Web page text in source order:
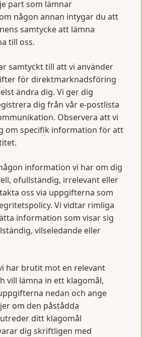
part som lämnar
någon annan intygar du att
samtycke att lämna
till oss.
samtyckt till att vi använder
för direktmarknadsföring
ändra dig. Vi ger dig
dig från vår e-postlista
Observera att vi
om specifik information för att
information vi har om dig
ofullständig, irrelevant eller
oss via uppgifterna som
Vi vidtar rimliga
information som visar sig
vilseledande eller
har brutit mot en relevant
vill lämna in ett klagomål,
nedan och ange
om den påstådda
ditt klagomål
dig skriftligen med